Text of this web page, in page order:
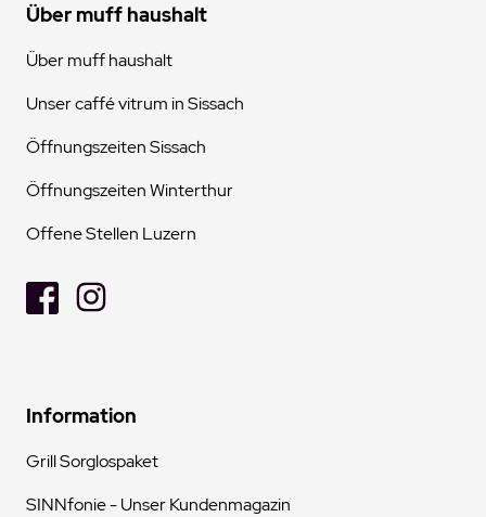
Über muff haushalt
Über muff haushalt
Unser caffé vitrum in Sissach
Öffnungszeiten Sissach
Öffnungszeiten Winterthur
Offene Stellen Luzern
Information
Grill Sorglospaket
SINNfonie - Unser Kundenmagazin